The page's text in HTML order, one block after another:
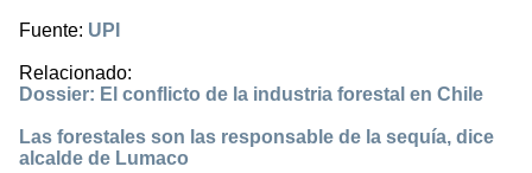
Fuente: UPI
Relacionado:
Dossier: El conflicto de la industria forestal en Chile
Las forestales son las responsable de la sequía, dice
alcalde de Lumaco